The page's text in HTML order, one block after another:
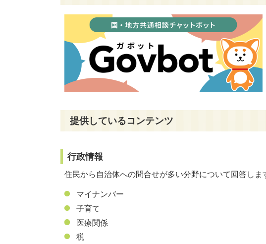
提供しているコンテンツ
行政情報
住民から自治体への問合せが多い分野について回答しま
マイナンバー
子育て
医療関係
税